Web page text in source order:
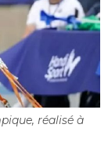
réalisé à